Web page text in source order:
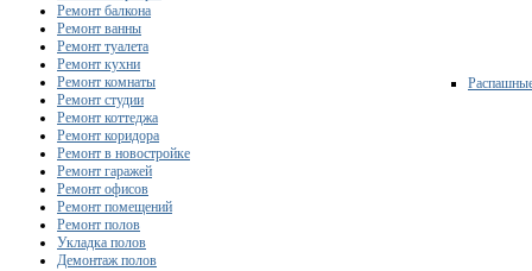
Ремонт балкона
Ремонт ванны
Ремонт туалета
Ремонт кухни
Ремонт комнаты
Ремонт студии
Ремонт коттеджа
Ремонт коридора
Ремонт в новостройке
Ремонт гаражей
Ремонт офисов
Ремонт помещений
Ремонт полов
Укладка полов
Демонтаж полов